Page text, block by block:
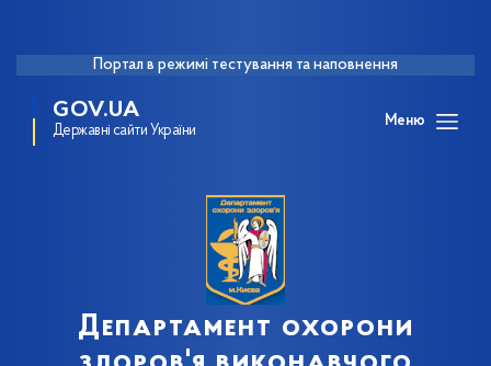
Портал в режимі тестування та наповнення
GOV.UA
Державні сайти України
Меню
Департамент охорони